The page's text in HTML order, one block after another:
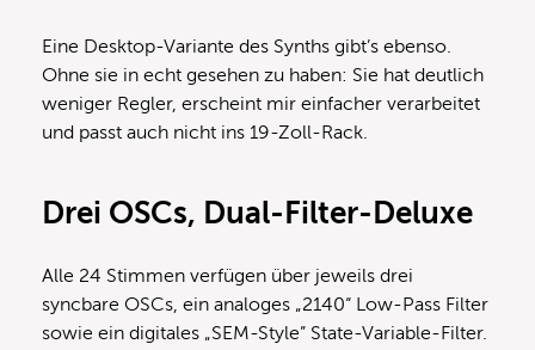
Eine Desktop-Variante des Synths gibt’s ebenso.
Ohne sie in echt gesehen zu haben: Sie hat deutlich
weniger Regler, erscheint mir einfacher verarbeitet
und passt auch nicht ins 19-Zoll-Rack.
Drei OSCs, Dual-Filter-Deluxe
Alle 24 Stimmen verfügen über jeweils drei
syncbare OSCs, ein analoges „2140“ Low-Pass Filter
sowie ein digitales „SEM-Style” State-Variable-Filter.